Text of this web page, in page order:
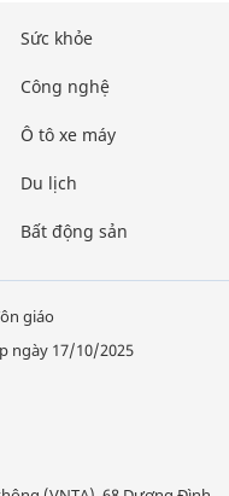
Sức khỏe
Công nghệ
Ô tô xe máy
Du lịch
Bất động sản
giáo
ngày 17/10/2025